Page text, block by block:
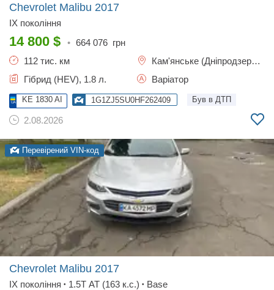
Chevrolet Malibu 2017
IX покоління
14 800 $ • 664 076 грн
112 тис. км
Кам'янське (Дніпродзержинськ)
Гібрид (HEV), 1.8 л.
Варіатор
KE 1830 AI 1G1ZJ5SU0HF262409 Був в ДТП
2.08.2026
Перевірений VIN-код
Chevrolet Malibu 2017
IX покоління • 1.5T AT (163 к.с.) • Base